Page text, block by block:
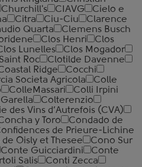
Churchill's CIAVG
Cielo e
Citra Ciu-Ciu
Clarence
Quarta
Clemens Busch
Clos Henri
Clos
Lunelles
Clos Mogador
Roc
Clotilde Davenne
Ridge
Cocchi
Societa Agricola
Colle
ColleMassari
Colli Irpini
Colterenzio
des Vins d’Autrefois (CVA)
y Toro
Condado de
de Prieure-Lichine
Oisly et Thesee
Cono Sur
Conte Guicciardini
Conte
Salis
Conti Zecca